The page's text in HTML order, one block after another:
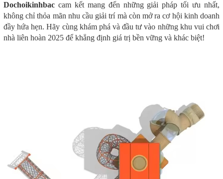
Dochoikinhbac cam kết mang đến những giải pháp tối ưu nhất,
không chỉ thỏa mãn nhu cầu giải trí mà còn mở ra cơ hội kinh doanh
đầy hứa hẹn. Hãy cùng khám phá và đầu tư vào những khu vui chơi
nhà liên hoàn 2025 để khẳng định giá trị bền vững và khác biệt!